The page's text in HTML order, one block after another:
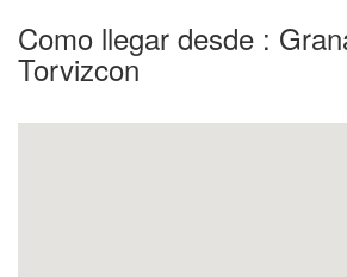
Como llegar desde :
Torvizcon